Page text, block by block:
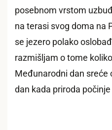
posebnom vrstom
na terasi svog doma na
se jezero polako
razmišljam o tome
Međunarodni dan sreće
dan kada priroda